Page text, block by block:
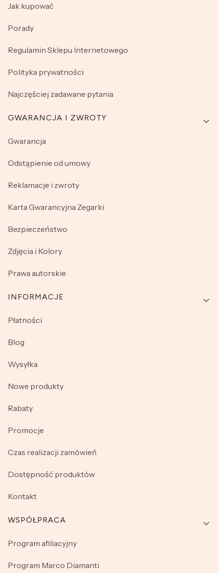
Jak kupować
Porady
Regulamin Sklepu Internetowego
Polityka prywatności
Najczęściej zadawane pytania
GWARANCJA I ZWROTY
Gwarancja
Odstąpienie od umowy
Reklamacje i zwroty
Karta Gwarancyjna Zegarki
Bezpieczeństwo
Zdjęcia i Kolory
Prawa autorskie
INFORMACJE
Płatności
Blog
Wysyłka
Nowe produkty
Rabaty
Promocje
Czas realizacji zamówień
Dostępność produktów
Kontakt
WSPÓŁPRACA
Program afiliacyjny
Program Marco Diamanti